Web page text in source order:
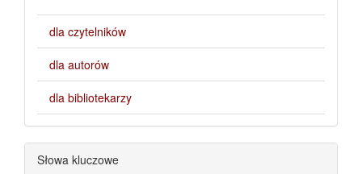
dla czytelników
dla autorów
dla bibliotekarzy
Słowa kluczowe